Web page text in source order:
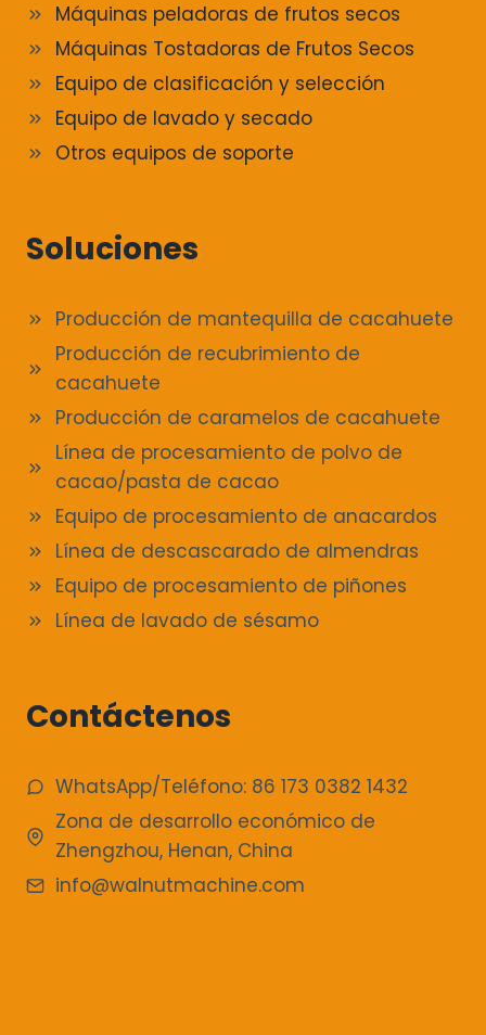
Máquinas peladoras de frutos secos
Máquinas Tostadoras de Frutos Secos
Equipo de clasificación y selección
Equipo de lavado y secado
Otros equipos de soporte
Soluciones
Producción de mantequilla de cacahuete
Producción de recubrimiento de
cacahuete
Producción de caramelos de cacahuete
Línea de procesamiento de polvo de
cacao/pasta de cacao
Equipo de procesamiento de anacardos
Línea de descascarado de almendras
Equipo de procesamiento de piñones
Línea de lavado de sésamo
Contáctenos
WhatsApp/Teléfono: 86 173 0382 1432
Zona de desarrollo económico de
Zhengzhou, Henan, China
info@walnutmachine.com